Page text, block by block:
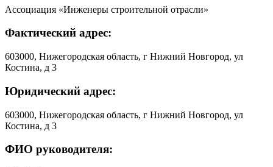
Ассоциация «Инженеры строительной отрасли»
Фактический адрес:
603000, Нижегородская область, г Нижний Новгород, ул
Костина, д 3
Юридический адрес:
603000, Нижегородская область, г Нижний Новгород, ул
Костина, д 3
ФИО руководителя: